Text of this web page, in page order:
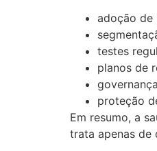
adoção de
testes
planos de
proteção
Em resumo, a
trata apenas de